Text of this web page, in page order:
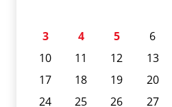
3
4 5 6
10
11 12 13
17
18 19 20
24
25 26 27